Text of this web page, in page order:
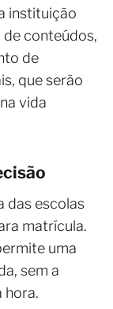
instituição
de conteúdos,
de
que serão
vida
das escolas
matrícula.
uma
sem a
hora.